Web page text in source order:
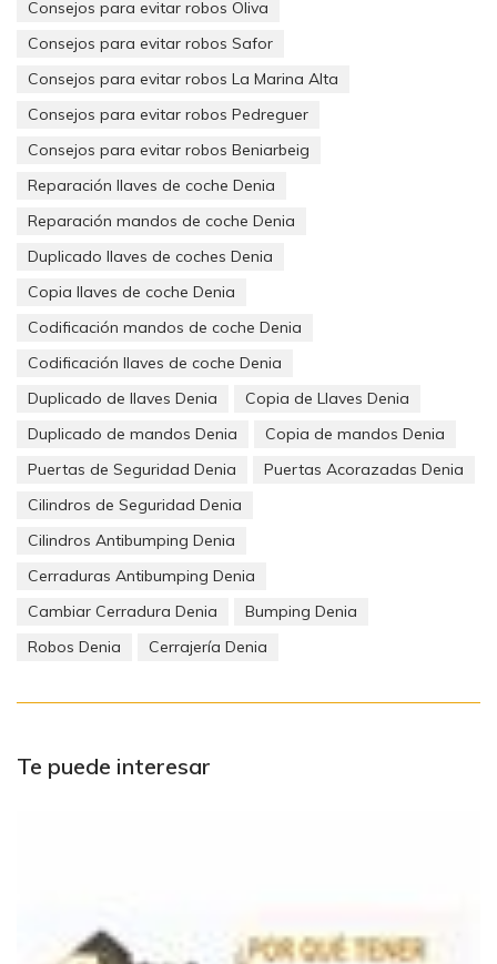
Consejos para evitar robos Oliva
Consejos para evitar robos Safor
Consejos para evitar robos La Marina Alta
Consejos para evitar robos Pedreguer
Consejos para evitar robos Beniarbeig
Reparación llaves de coche Denia
Reparación mandos de coche Denia
Duplicado llaves de coches Denia
Copia llaves de coche Denia
Codificación mandos de coche Denia
Codificación llaves de coche Denia
Duplicado de llaves Denia
Copia de Llaves Denia
Duplicado de mandos Denia
Copia de mandos Denia
Puertas de Seguridad Denia
Puertas Acorazadas Denia
Cilindros de Seguridad Denia
Cilindros Antibumping Denia
Cerraduras Antibumping Denia
Cambiar Cerradura Denia
Bumping Denia
Robos Denia
Cerrajería Denia
Te puede interesar